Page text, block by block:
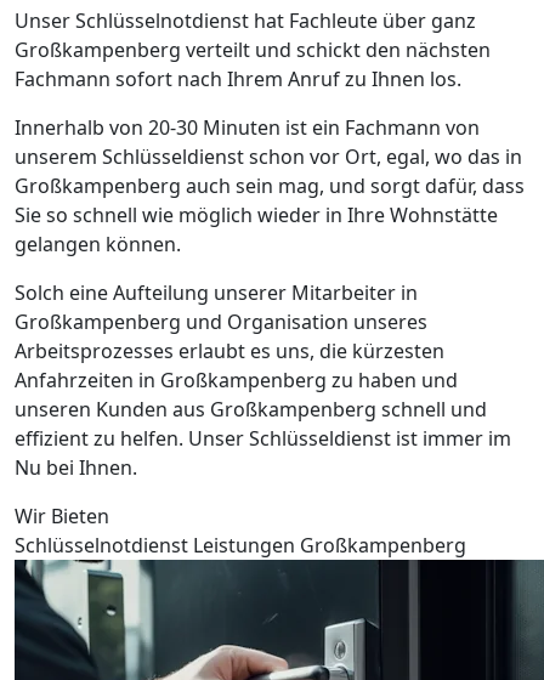
Unser Schlüsselnotdienst hat Fachleute über ganz
Großkampenberg verteilt und schickt den nächsten
Fachmann sofort nach Ihrem Anruf zu Ihnen los.
Innerhalb von 20-30 Minuten ist ein Fachmann von
unserem Schlüsseldienst schon vor Ort, egal, wo das in
Großkampenberg auch sein mag, und sorgt dafür, dass
Sie so schnell wie möglich wieder in Ihre Wohnstätte
gelangen können.
Solch eine Aufteilung unserer Mitarbeiter in
Großkampenberg und Organisation unseres
Arbeitsprozesses erlaubt es uns, die kürzesten
Anfahrzeiten in Großkampenberg zu haben und
unseren Kunden aus Großkampenberg schnell und
effizient zu helfen. Unser Schlüsseldienst ist immer im
Nu bei Ihnen.
Wir Bieten
Schlüsselnotdienst Leistungen Großkampenberg